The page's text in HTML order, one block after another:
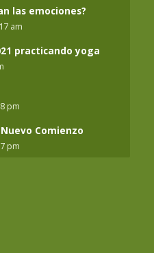
las emociones?
am
practicando yoga
pm
Comienzo
pm